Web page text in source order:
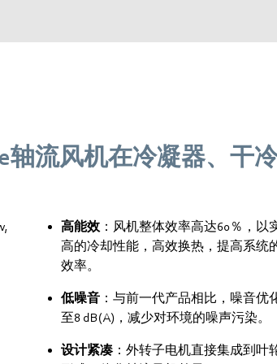
轴流风机在冷凝器、干
高能效 ：风机整体效率高达60％，以
高的冷却性能，高效换热，提高系统
效率。
低噪音 ：与前一代产品相比，噪音优
至8 dB(A)，减少对环境的噪声污染。
设计紧凑 ：外转子电机直接集成到叶